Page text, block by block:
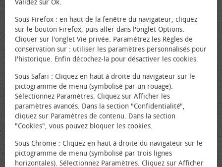
Validez sur Ok.
Sous Firefox : en haut de la fenêtre du navigateur, cliquez
sur le bouton Firefox, puis aller dans l'onglet Options.
Cliquer sur l'onglet Vie privée. Paramétrez les Règles de
conservation sur : utiliser les paramètres personnalisés pour
l'historique. Enfin décochez-la pour désactiver les cookies.
Sous Safari : Cliquez en haut à droite du navigateur sur le
pictogramme de menu (symbolisé par un rouage).
Sélectionnez Paramètres. Cliquez sur Afficher les
paramètres avancés. Dans la section "Confidentialité",
cliquez sur Paramètres de contenu. Dans la section
"Cookies", vous pouvez bloquer les cookies.
Sous Chrome : Cliquez en haut à droite du navigateur sur le
pictogramme de menu (symbolisé par trois lignes
horizontales). Sélectionnez Paramètres. Cliquez sur Afficher